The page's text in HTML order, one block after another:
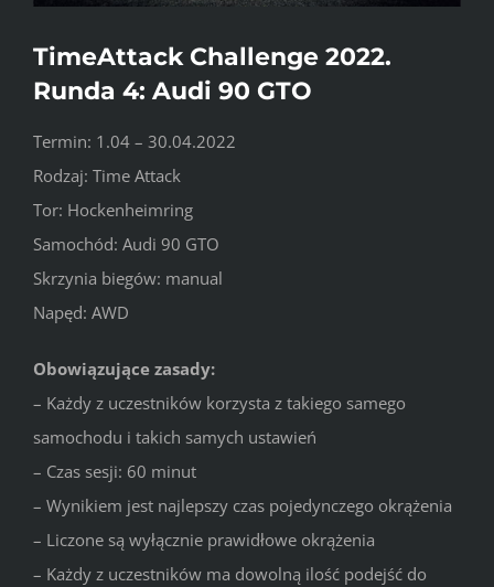
TimeAttack Challenge 2022.
Runda 4: Audi 90 GTO
Termin: 1.04 – 30.04.2022
Rodzaj: Time Attack
Tor: Hockenheimring
Samochód: Audi 90 GTO
Skrzynia biegów: manual
Napęd: AWD
Obowiązujące zasady:
– Każdy z uczestników korzysta z takiego samego
samochodu i takich samych ustawień
– Czas sesji: 60 minut
– Wynikiem jest najlepszy czas pojedynczego okrążenia
– Liczone są wyłącznie prawidłowe okrążenia
– Każdy z uczestników ma dowolną ilość podejść do